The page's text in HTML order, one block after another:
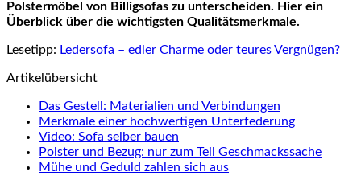
Polstermöbel von Billigsofas zu unterscheiden. Hier ein
Überblick über die wichtigsten Qualitätsmerkmale.
Lesetipp: Ledersofa – edler Charme oder teures Vergnügen?
Artikelübersicht
Das Gestell: Materialien und Verbindungen
Merkmale einer hochwertigen Unterfederung
Video: Sofa selber bauen
Polster und Bezug: nur zum Teil Geschmackssache
Mühe und Geduld zahlen sich aus